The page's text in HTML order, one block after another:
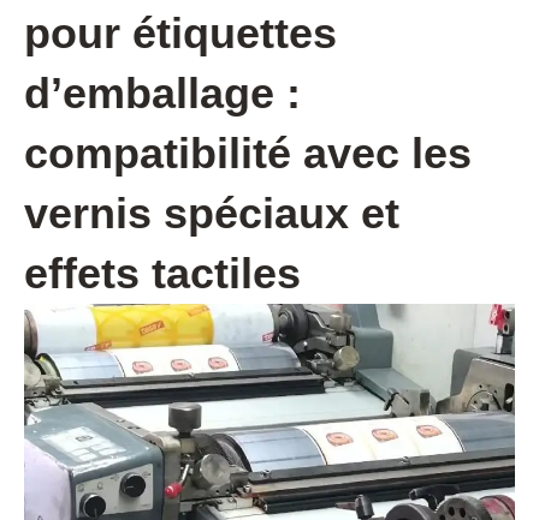
pour étiquettes
d’emballage :
compatibilité avec les
vernis spéciaux et
effets tactiles